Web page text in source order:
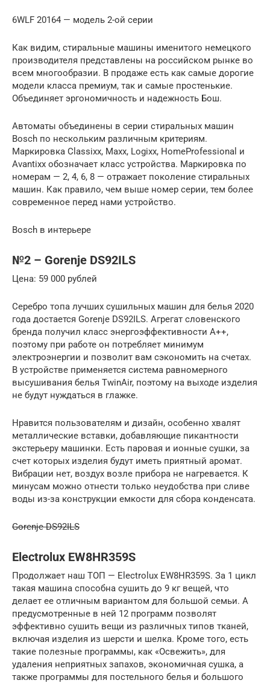
6WLF 20164 — модель 2-ой серии
Как видим, стиральные машины именитого немецкого
производителя представлены на российском рынке во
всем многообразии. В продаже есть как самые дорогие
модели класса премиум, так и самые простенькие.
Объединяет эргономичность и надежность Бош.
Автоматы объединены в серии стиральных машин
Bosch по нескольким различным критериям.
Маркировка Classixx, Maxx, Logixx, HomeProfessional и
Avantixx обозначает класс устройства. Маркировка по
номерам — 2, 4, 6, 8 — отражает поколение стиральных
машин. Как правило, чем выше номер серии, тем более
современное перед нами устройство.
Bosch в интерьере
№2 – Gorenje DS92ILS
Цена: 59 000 рублей
Серебро топа лучших сушильных машин для белья 2020
года достается Gorenje DS92ILS. Агрегат словенского
бренда получил класс энергоэффективности А++,
поэтому при работе он потребляет минимум
электроэнергии и позволит вам сэкономить на счетах.
В устройстве применяется система равномерного
высушивания белья TwinAir, поэтому на выходе изделия
не будут нуждаться в глажке.
Нравится пользователям и дизайн, особенно хвалят
металлические вставки, добавляющие пикантности
экстерьеру машинки. Есть паровая и ионные сушки, за
счет которых изделия будут иметь приятный аромат.
Вибрации нет, воздух возле прибора не нагревается. К
минусам можно отнести только неудобства при сливе
воды из-за конструкции емкости для сбора конденсата.
Gorenje DS92ILS
Electrolux EW8HR359S
Продолжает наш ТОП — Electrolux EW8HR359S. За 1 цикл
такая машина способна сушить до 9 кг вещей, что
делает ее отличным вариантом для большой семьи. А
предусмотренные в ней 12 программ позволят
эффективно сушить вещи из различных типов тканей,
включая изделия из шерсти и шелка. Кроме того, есть
такие полезные программы, как «Освежить», для
удаления неприятных запахов, экономичная сушка, а
также программы для постельного белья и большого